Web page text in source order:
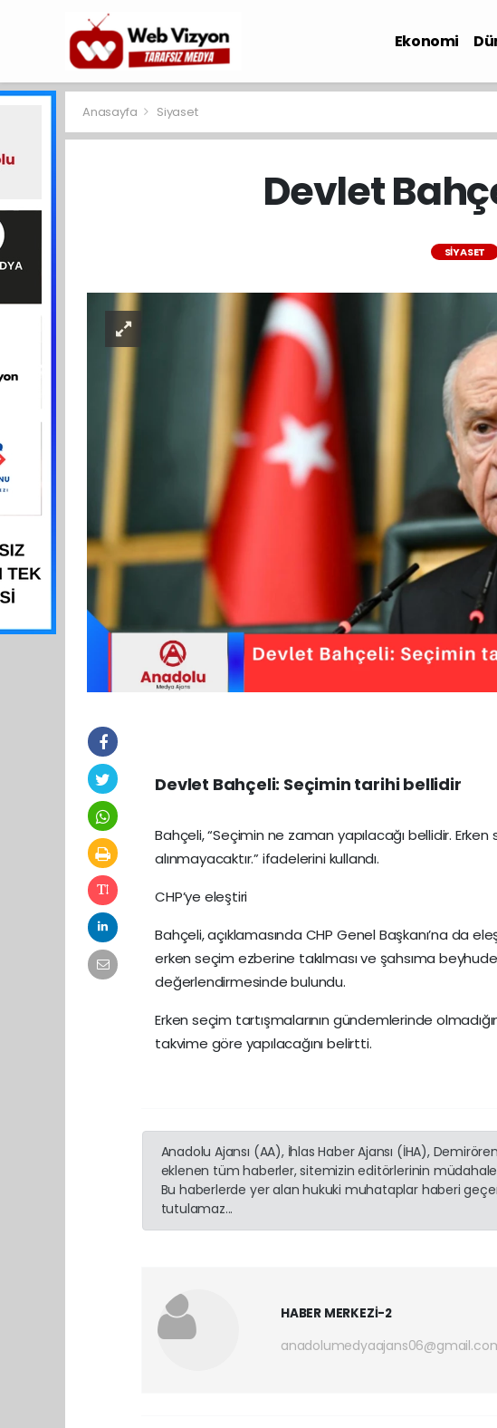
Ekonomi
Anasayfa Siyaset
Devlet
SIYASET
Devlet Bahçeli: Seçimin tarihi bellidir
Bahçeli, “Seçimin ne zaman yapılacağı bellidir.
alınmayacaktır.” ifadelerini kullandı.
CHP’ye eleştiri
Bahçeli, açıklamasında CHP Genel Başkanı’na da
erken seçim ezberine takılması ve şahsıma
değerlendirmesinde bulundu.
Erken seçim tartışmalarının gündemlerinde
takvime göre yapılacağını belirtti.
Anadolu Ajansı (AA), İhlas Haber Ajansı (İHA),
eklenen tüm haberler, sitemizin editörlerinin
Bu haberlerde yer alan hukuki muhataplar haberi
tutulamaz...
HABER MERKEZİ-2